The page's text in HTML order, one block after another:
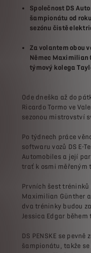
Společnost DS
šampionátu od
sezónu čistě
Za volantem obou
Němec Maximilian
týmový kolega
Ode dneška až do
Ricardo Tormo ve
sezonou mistrovství
Po týdnech práce
softwaru vozů DS E-
Automobiles a její
trať k osmi měřeným
Prvních šest
Maximilian Günther
dva tréninky budou
Jessica Edgar během
DS PENSKE se
šampionátu, takže